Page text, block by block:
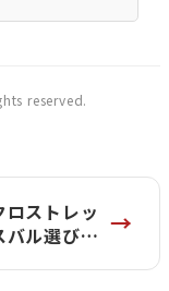
reserved.
ストレッ
バル選びの →